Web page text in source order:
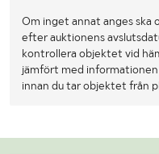
Om inget annat anges ska
efter auktionens
kontrollera objektet vid
jämfört med informationen
innan du tar objektet från